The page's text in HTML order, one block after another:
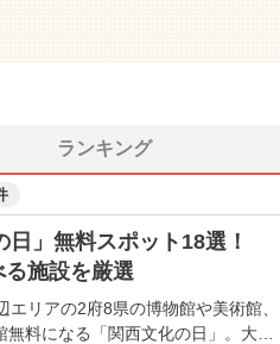
ランキング
日」無料スポット18選！
施設を厳選
リアの2府8県の博物館や美術館、
無料になる「関西文化の日」。大…